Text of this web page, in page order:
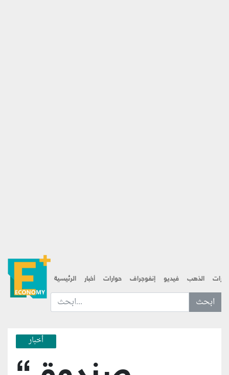
الرئيسية أخبار حوارات إنفوجراف فيديو الذهب
ابحث عن... :
أخبار